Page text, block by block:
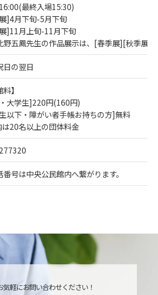
最終入場15:30)
]4月下旬-5月下旬
]11月上旬-11月下旬
五鳳先生の作品展示は、[春季展][秋季展]
日の翌日
料】
大学生]220円(160円)
以下・障がい者手帳お持ちの方]無料
20名以上の団体料金
号は中央公民館内へ繋がります。
気軽にお問い合わせください！